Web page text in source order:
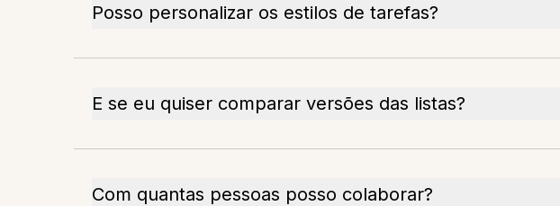
Posso personalizar os estilos de tarefas?
E se eu quiser comparar versões das listas?
Com quantas pessoas posso colaborar?